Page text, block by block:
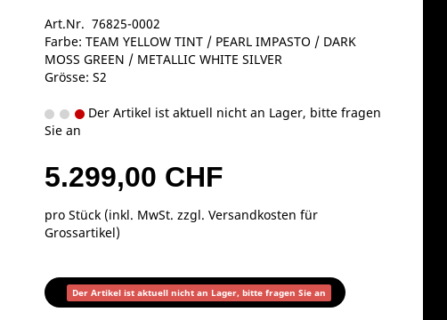
Art.Nr. 76825-0002
Farbe: TEAM YELLOW TINT / PEARL IMPASTO / DARK
MOSS GREEN / METALLIC WHITE SILVER
Grösse: S2
Der Artikel ist aktuell nicht an Lager, bitte fragen
Sie an
5.299,00 CHF
pro Stück (inkl. MwSt. zzgl.Versandkosten für
Grossartikel)
Der Artikel ist aktuell nicht an Lager, bitte fragen Sie an